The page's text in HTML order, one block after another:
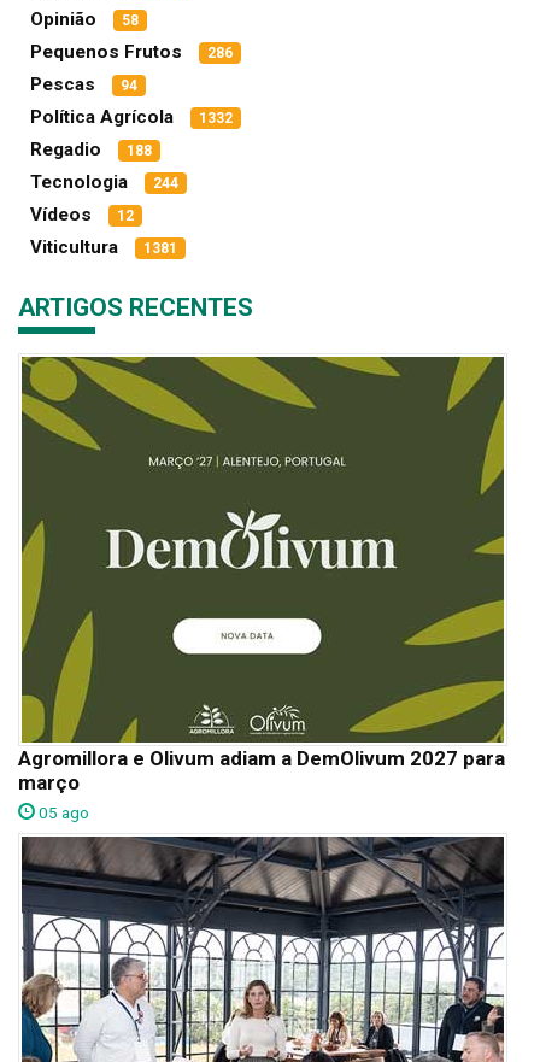
Opinião 58
Pequenos Frutos 286
Pescas 94
Política Agrícola 1332
Regadio 188
Tecnologia 244
Vídeos 12
Viticultura 1381
ARTIGOS RECENTES
Agromillora e Olivum adiam a DemOlivum 2027 para
março
05 ago